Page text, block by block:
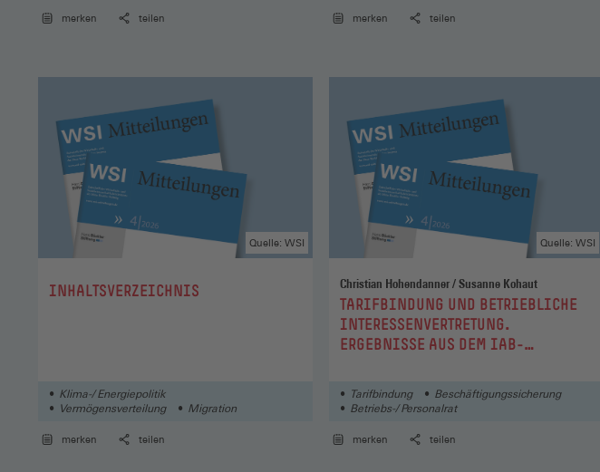
merken teilen merken teilen
:INHALTSVERZEICHNIS
Quelle: WSI
Klima-/ Energiepolitik
Vermögensverteilung
Migration
merken teilen
Christian Hohendanner / Susanne Kohaut
:
TARIFBINDUNG UND BETRIEBLICHE
INTERESSENVERTRETUNG.
ERGEBNISSE AUS DEM IAB-
Quelle: WSI
Tarifbindung
Beschäftigungssicherung
Betriebs-/ Personalrat
merken teilen